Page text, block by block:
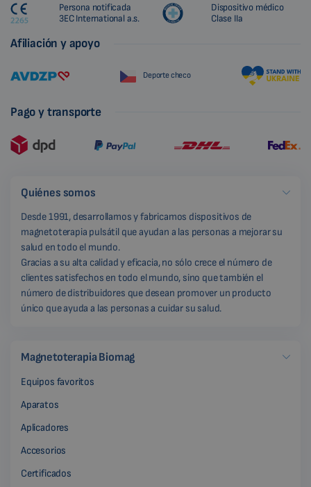
Persona notificada
3EC International a.s.
Dispositivo médico
Clase IIa
Afiliación y apoyo
Deporte checo
Pago y transporte
Quiénes somos
Desde 1991, desarrollamos y fabricamos dispositivos de
magnetoterapia pulsátil que ayudan a las personas a mejorar su
salud en todo el mundo.
Gracias a su alta calidad y eficacia, no sólo crece el número de
clientes satisfechos en todo el mundo, sino que también el
número de distribuidores que desean promover un producto
único que ayuda a las personas a cuidar su salud.
Magnetoterapia Biomag
Equipos favoritos
Aparatos
Aplicadores
Accesorios
Certificados